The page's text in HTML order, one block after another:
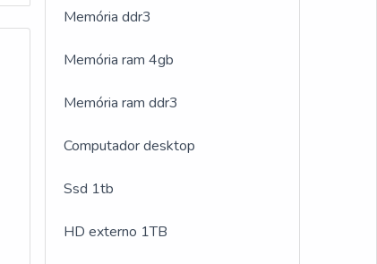
Memória ddr3
Memória ram 4gb
Memória ram ddr3
Computador desktop
Ssd 1tb
HD externo 1TB